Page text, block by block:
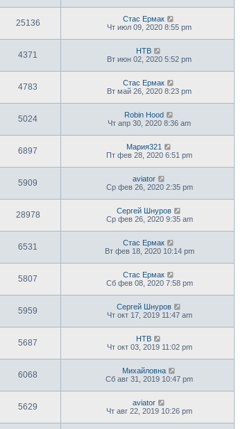
25136
Стас Ермак
Чт июл 09, 2020 8:55 pm
4371
НТВ
Вт июн 02, 2020 5:52 pm
4783
Стас Ермак
Вт май 26, 2020 8:23 pm
5024
Robin Hood
Чт апр 30, 2020 8:36 am
6897
Мария321
Пт фев 28, 2020 6:51 pm
5909
aviator
Ср фев 26, 2020 2:35 pm
28978
Сергей Шнуров
Ср фев 26, 2020 9:35 am
6531
Стас Ермак
Вт фев 18, 2020 10:14 pm
5807
Стас Ермак
Сб фев 08, 2020 7:58 pm
5959
Сергей Шнуров
Чт окт 17, 2019 11:47 am
5687
НТВ
Чт окт 03, 2019 11:02 pm
6068
Михайловна
Сб авг 31, 2019 10:47 pm
5629
aviator
Чт авг 22, 2019 10:26 pm